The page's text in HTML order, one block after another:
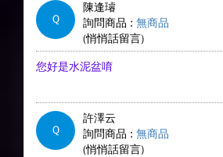
Q
陳逢璿
詢問商品 : 無商品
(悄悄話留言)
您好是水泥盆唷
Q
許澤云
詢問商品 : 無商品
(悄悄話留言)